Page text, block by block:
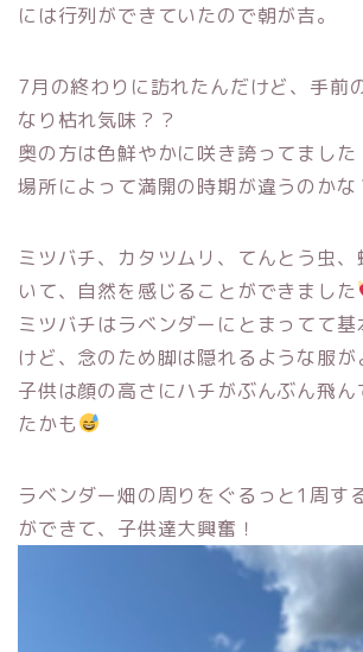
には行列ができていたので朝が吉。
7月の終わりに訪れたんだけど、手前
なり枯れ気味？？
奥の方は色鮮やかに咲き誇ってました
場所によって満開の時期が違うのかな
ミツバチ、カタツムリ、てんとう虫、
いて、自然を感じることができました
ミツバチはラベンダーにとまってて基
けど、念のため脚は隠れるような服が
子供は顔の高さにハチがぶんぶん飛ん
たかも
ラベンダー畑の周りをぐるっと1周す
ができて、子供達大興奮！